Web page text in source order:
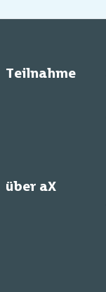
Teilnahme
über aX